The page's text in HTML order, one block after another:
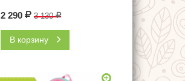
2 290 Р 3 130Р
В корзину